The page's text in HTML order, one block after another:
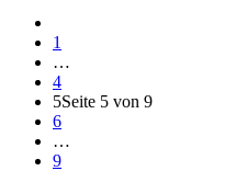
1
…
4
5Seite 5 von 9
6
…
9